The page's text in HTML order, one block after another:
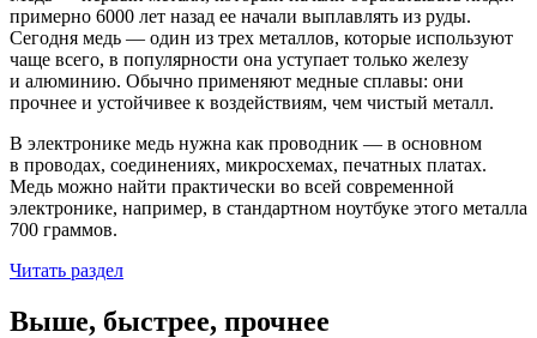
примерно 6000 лет назад ее начали выплавлять из руды.
Сегодня медь — один из трех металлов, которые используют
чаще всего, в популярности она уступает только железу
и алюминию. Обычно применяют медные сплавы: они
прочнее и устойчивее к воздействиям, чем чистый металл.
В электронике медь нужна как проводник — в основном
в проводах, соединениях, микросхемах, печатных платах.
Медь можно найти практически во всей современной
электронике, например, в стандартном ноутбуке этого металла
700 граммов.
Читать раздел
Выше, быстрее, прочнее